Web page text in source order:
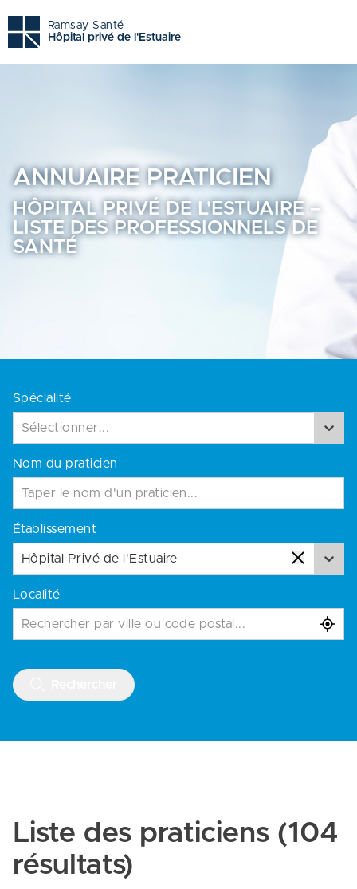
Ramsay Santé
Hôpital privé de l'Estuaire
ANNUAIRE PRATICIEN
HÔPITAL PRIVÉ DE L'ESTUAIRE –
LISTE DES PROFESSIONNELS DE
SANTÉ
Spécialité
Sélectionner...
Nom du praticien
Établissement
Hôpital Privé de l'Estuaire
Localité
Rechercher par ville ou code postal...
Liste des praticiens (104
résultats)